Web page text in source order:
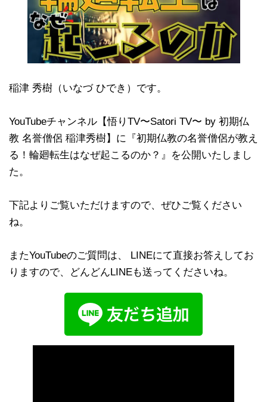
稲津 秀樹（いなづ ひでき）です。
YouTubeチャンネル【悟りTV〜Satori TV〜 by 初期仏
教 名誉僧侶 稲津秀樹】に『初期仏教の名誉僧侶が教え
る！輪廻転生はなぜ起こるのか？』を公開いたしまし
た。
下記よりご覧いただけますので、ぜひご覧ください
ね。
またYouTubeのご質問は、 LINEにて直接お答えしてお
りますので、どんどんLINEも送ってくださいね。